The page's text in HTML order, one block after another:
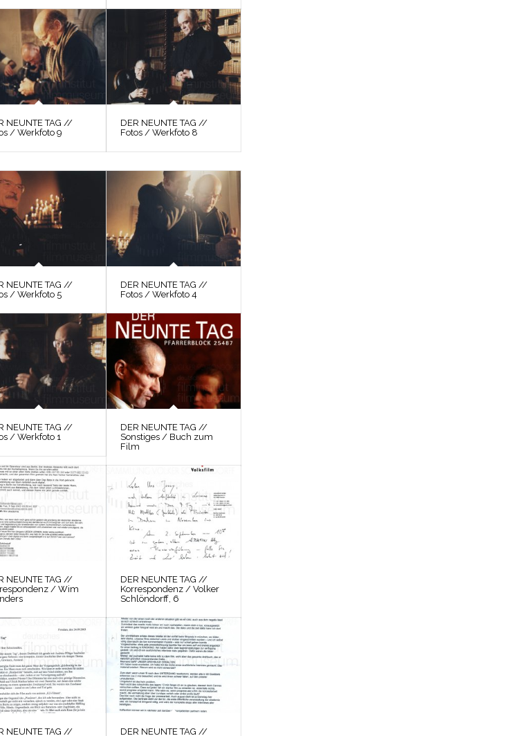
NEUNTE TAG //
/ Werkfoto 9
DER NEUNTE TAG //
Fotos / Werkfoto 8
NEUNTE TAG //
/ Werkfoto 5
DER NEUNTE TAG //
Fotos / Werkfoto 4
NEUNTE TAG //
/ Werkfoto 1
DER NEUNTE TAG //
Sonstiges / Buch zum
Film
NEUNTE TAG //
/ Wim
DER NEUNTE TAG //
Korrespondenz / Volker
Schlöndorff, 6
NEUNTE TAG //
DER NEUNTE TAG //